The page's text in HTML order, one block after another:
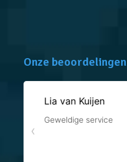
Onze beoordelingen